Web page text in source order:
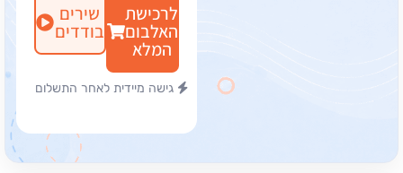
שירים
בודדים
גישה מיידית לאחר התשלום